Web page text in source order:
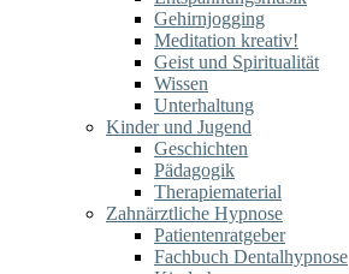
Gehirnjogging
Meditation kreativ!
Geist und Spiritualität
Wissen
Unterhaltung
Kinder und Jugend
Geschichten
Pädagogik
Therapiematerial
Zahnärztliche Hypnose
Patientenratgeber
Fachbuch Dentalhypnose